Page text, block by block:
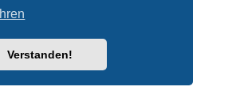
Verstanden!